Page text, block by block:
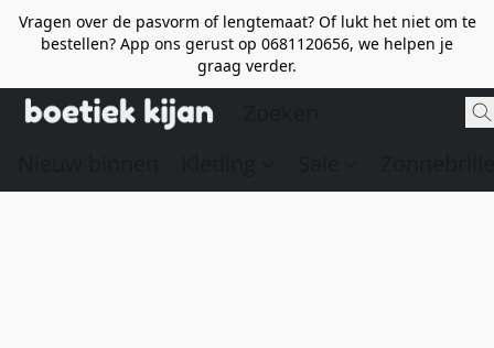
Vragen over de pasvorm of lengtemaat? Of lukt het niet om te
bestellen? App ons gerust op 0681120656, we helpen je
graag verder.